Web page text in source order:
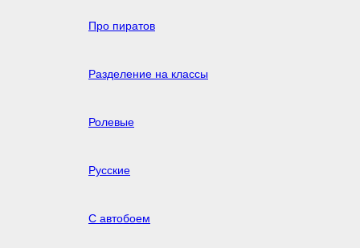
Про пиратов
Разделение на классы
Ролевые
Русские
С автобоем